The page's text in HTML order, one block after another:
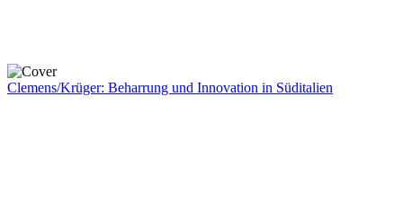
Clemens/Krüger: Beharrung und Innovation in Süditalien